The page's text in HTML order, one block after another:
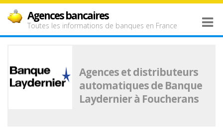
Agences bancaires
Toutes les informations de banques en France
Agences et distributeurs
automatiques de Banque
Laydernier à Foucherans